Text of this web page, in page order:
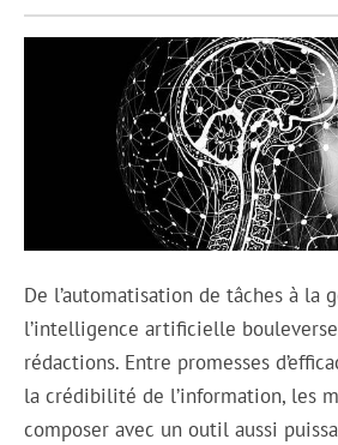
De l’automatisation de tâches à la
l’intelligence artificielle
rédactions. Entre promesses
la crédibilité de l’information, les
composer avec un outil aussi